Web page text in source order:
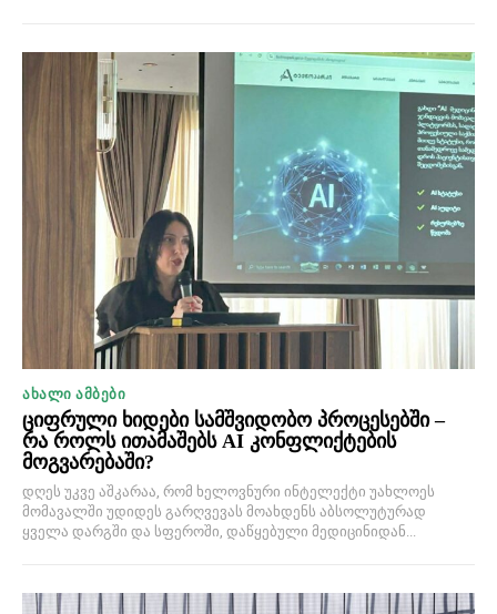
ᲐᲮᲐᲚᲘ ᲐᲛᲑᲔᲑᲘ
ციფრული ხიდები სამშვიდობო პროცესებში –
რა როლს ითამაშებს AI კონფლიქტების
მოგვარებაში?
დღეს უკვე აშკარაა, რომ ხელოვნური ინტელექტი უახლოეს
მომავალში უდიდეს გარღვევას მოახდენს აბსოლუტურად
ყველა დარგში და სფეროში, დაწყებული მედიცინიდან...